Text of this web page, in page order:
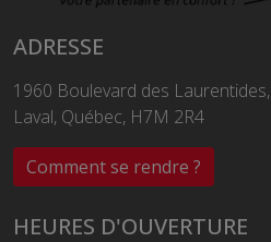
ADRESSE
1960 Boulevard des Laurentides,
Laval, Québec, H7M 2R4
Comment se rendre ?
HEURES D'OUVERTURE